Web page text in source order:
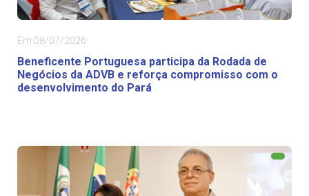
Em 08/07/2026
Beneficente Portuguesa participa da Rodada de
Negócios da ADVB e reforça compromisso com o
desenvolvimento do Pará